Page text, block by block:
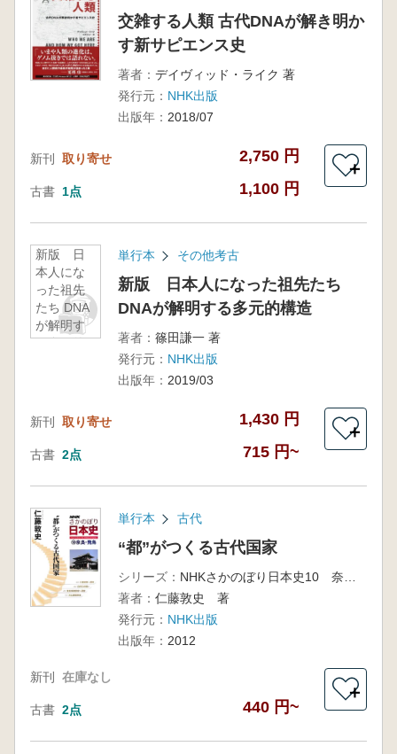
交雑する人類 古代DNAが解き明か
す新サピエンス史
著者： デイヴィッド・ライク 著
発行元： NHK出版
出版年： 2018/07
新刊 取り寄せ 2,750 円
古書 1点 1,100 円
＋
新版 日
本人にな
った祖先
たち DNA
が解明す
る多元的
単行本 その他考古
新版 日本人になった祖先たち
DNAが解明する多元的構造
著者： 篠田謙一 著
発行元： NHK出版
出版年： 2019/03
新刊 取り寄せ 1,430 円
古書 2点 715 円~
＋
単行本 古代
“都”がつくる古代国家
シリーズ：
著者： 仁藤敦史 著
発行元： NHK出版
出版年： 2012
新刊 在庫なし
古書 2点 440 円~
＋